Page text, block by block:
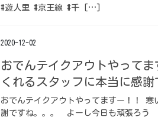
#遊人里 #京王線 #千 […]
2020-12-02
おでんテイクアウトやって
くれるスタッフに本当に感謝
おでんテイクアウトやってますー！！
謝ですね。。。 よーし今日も頑張ろ